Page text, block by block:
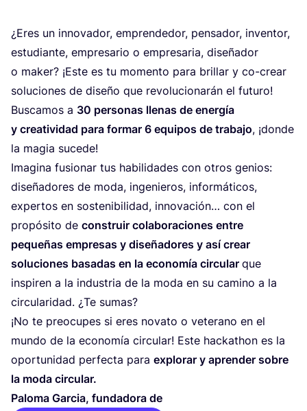
¿Eres un innovador, emprendedor, pensador, inventor,
estudiante, empresario o empresaria, diseñador
o maker? ¡Este es tu momento para brillar y co-crear
soluciones de diseño que revolucionarán el futuro!
Buscamos a 30 personas llenas de energía
y creatividad para formar 6 equipos de trabajo, ¡donde
la magia sucede!
Imagina fusionar tus habilidades con otros genios:
diseñadores de moda, ingenieros, informáticos,
expertos en sostenibilidad, innovación… con el
propósito de construir colaboraciones entre
pequeñas empresas y diseñadores y así crear
soluciones basadas en la economía circular que
inspiren a la industria de la moda en su camino a la
circularidad. ¿Te sumas?
¡No te preocupes si eres novato o veterano en el
mundo de la economía circular! Este hackathon es la
oportunidad perfecta para explorar y aprender sobre
la moda circular.
Paloma Garcia, fundadora de